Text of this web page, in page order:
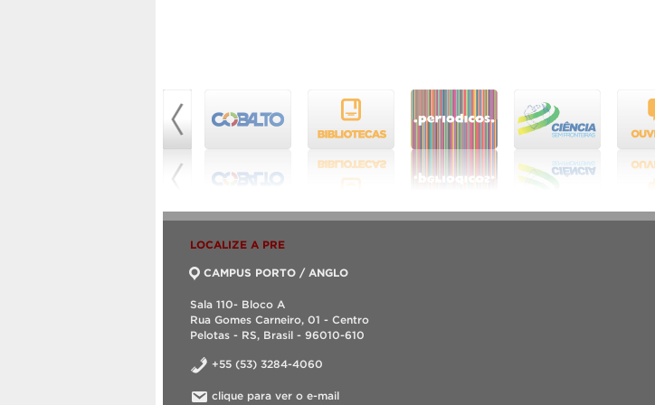
LOCALIZE A PRE
CAMPUS PORTO / ANGLO
Sala 110- Bloco A
Rua Gomes Carneiro, 01 - Centro
Pelotas - RS, Brasil - 96010-610
+55 (53) 3284-4060
clique para ver o e-mail